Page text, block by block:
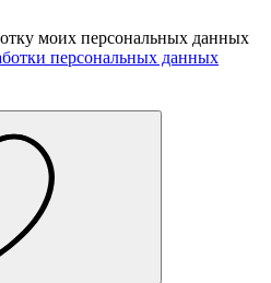
моих персональных данных
персональных данных